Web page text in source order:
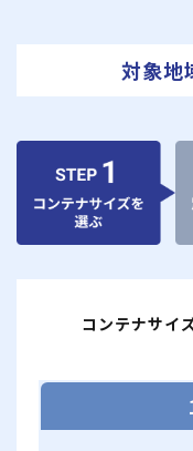
対象地
コンテナサイ